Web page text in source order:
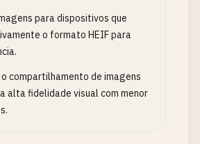
para dispositivos que
o formato HEIF para
compartilhamento de imagens
alta fidelidade visual com menor